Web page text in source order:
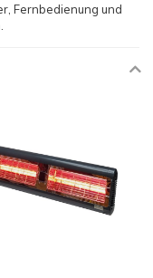
Fernbedienung und